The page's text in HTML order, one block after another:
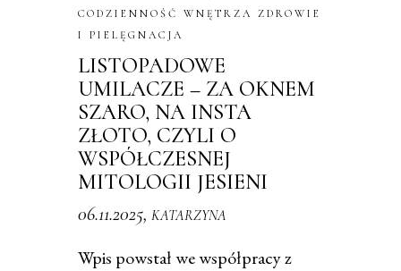
CODZIENNOŚĆ
WNĘTRZA
ZDROWIE
I PIELĘGNACJA
LISTOPADOWE
UMILACZE – ZA OKNEM
SZARO, NA INSTA
ZŁOTO, CZYLI O
WSPÓŁCZESNEJ
MITOLOGII JESIENI
06.11.2025, KATARZYNA
Wpis powstał we współpracy z